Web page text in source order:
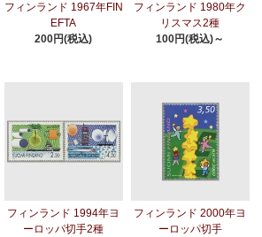
フィンランド 1967年FIN
EFTA
200円(税込)
フィンランド 1980年ク
リスマス2種
100円(税込)～
フィンランド 1994年ヨ
ーロッパ切手2種
フィンランド 2000年ヨ
ーロッパ切手